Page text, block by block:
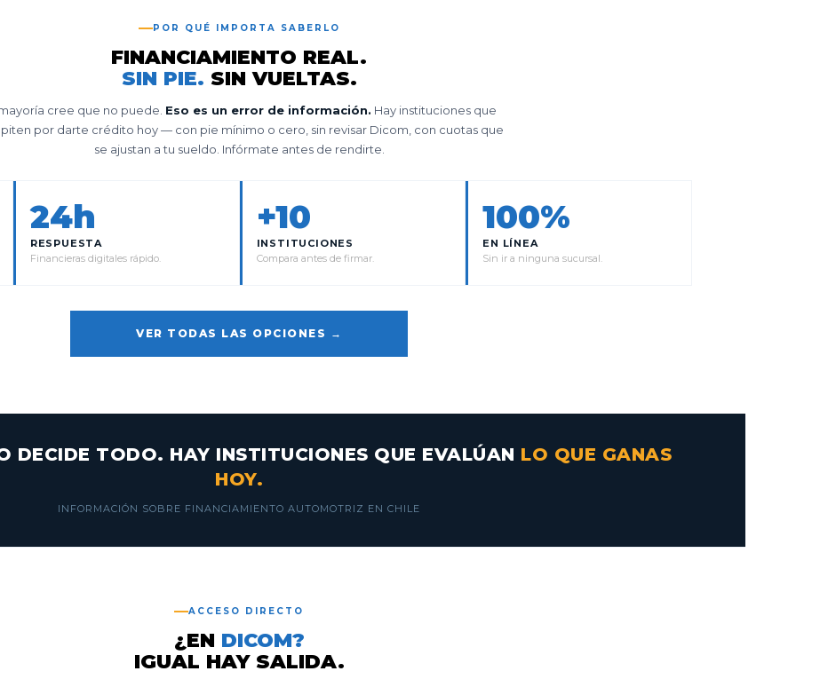
POR QUÉ IMPORTA SABERLO
FINANCIAMIENTO REAL.
SIN PIE. SIN VUELTAS.
cree que no puede. Eso es un error de información. Hay instituciones que
por darte crédito hoy — con pie mínimo o cero, sin revisar Dicom, con cuotas que
se ajustan a tu sueldo. Infórmate antes de rendirte.
24h
RESPUESTA
Financieras digitales rápido.
+10
INSTITUCIONES
Compara antes de firmar.
100%
EN LÍNEA
Sin ir a ninguna sucursal.
VER TODAS LAS OPCIONES →
DECIDE TODO. HAY INSTITUCIONES QUE EVALÚAN LO QUE GANAS
HOY.
INFORMACIÓN SOBRE FINANCIAMIENTO AUTOMOTRIZ EN CHILE
ACCESO DIRECTO
¿EN DICOM?
IGUAL HAY SALIDA.